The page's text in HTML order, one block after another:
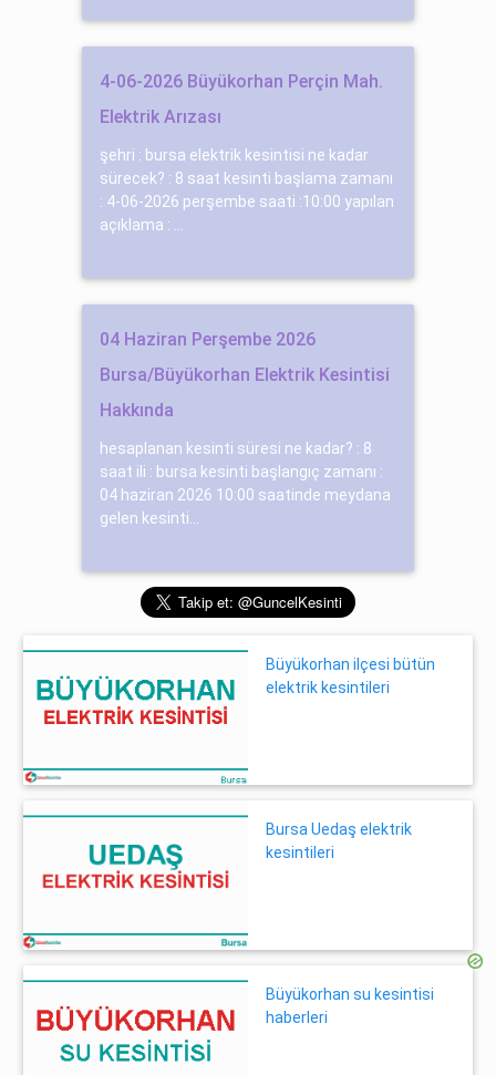
4-06-2026 Büyükorhan Perçin Mah.
Elektrik Arızası
şehri : bursa elektrik kesintisi ne kadar
sürecek? : 8 saat kesinti başlama zamanı
: 4-06-2026 perşembe saati :10:00 yapılan
açıklama : ...
04 Haziran Perşembe 2026
Bursa/Büyükorhan Elektrik Kesintisi
Hakkında
hesaplanan kesinti süresi ne kadar? : 8
saat ili : bursa kesinti başlangıç zamanı :
04 haziran 2026 10:00 saatinde meydana
gelen kesinti...
Büyükorhan ilçesi bütün
elektrik kesintileri
Bursa Uedaş elektrik
kesintileri
Büyükorhan su kesintisi
haberleri